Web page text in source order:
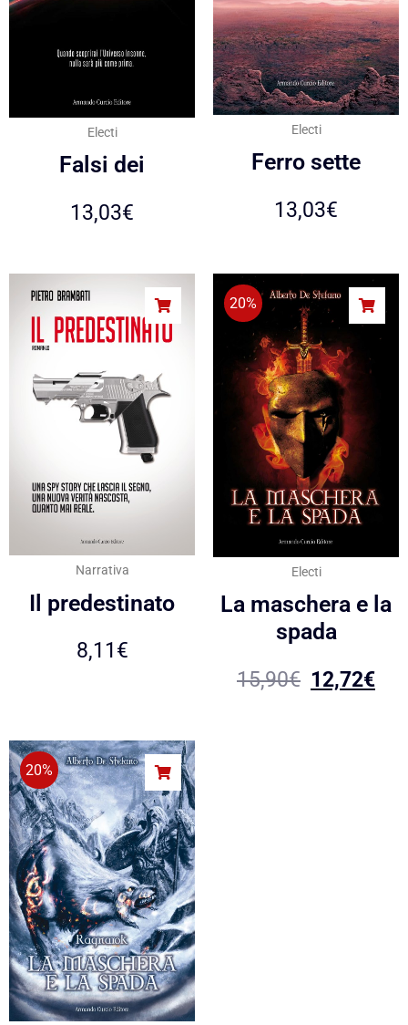
Electi
Falsi dei
13,03€
Electi
Ferro sette
13,03€
Narrativa
Il predestinato
8,11 €
20%
Electi
La maschera e la
spada
15,90€ 12,72€
20%